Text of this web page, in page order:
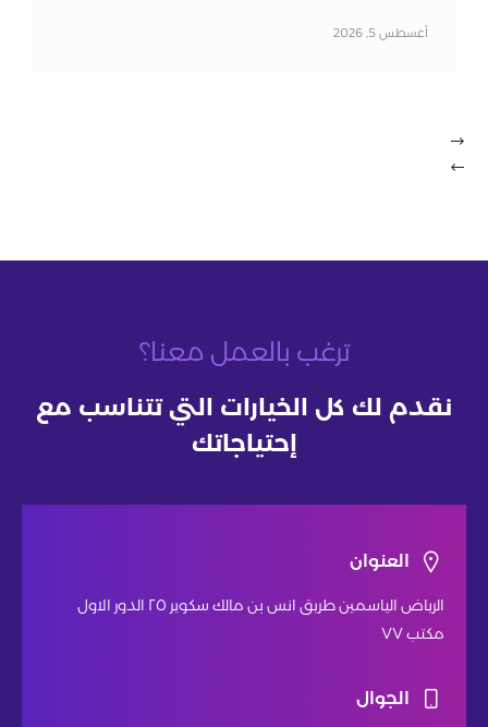
أغسطس 5, 2026
ترغب بالعمل معنا؟
نقدم لك كل الخيارات التي تتناسب مع
إحتياجاتك
العنوان
الرياض الياسمين طريق انس بن مالك سكوير ٢٥ الدور الاول
مكتب ٧٧
الجوال